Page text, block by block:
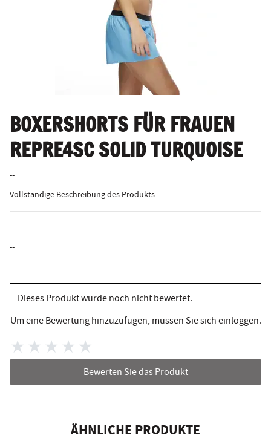
BOXERSHORTS FÜR FRAUEN
REPRE4SC SOLID TURQUOISE
--
Vollständige Beschreibung des Produkts
--
Dieses Produkt wurde noch nicht bewertet.
Um eine Bewertung hinzuzufügen, müssen Sie sich einloggen.
Bewerten Sie das Produkt
ÄHNLICHE PRODUKTE